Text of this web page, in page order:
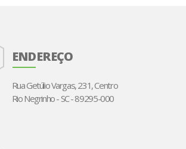
ENDEREÇO
Rua Getúlio Vargas, 231, Centro
Rio Negrinho - SC - 89295-000